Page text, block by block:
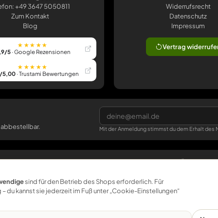
+49 3647 5050811
Zum Kontakt
Blog
★★★★★
5 · Google Rezensionen
★★★★★
5,00· Trustami Bewertungen
Widerrufsrecht
Datenschutz
Impressum
Vertrag
Mit der Anmeldung stimmst du dem Erhalt
SERVICE
Versand & Lieferzeit
Größen & Gebinde
BÜTIC
Nachhaltigkeit
klemmbrett.de
sind für den Betrieb des Shops erforderlich. Für
du kannst sie jederzeit im Fuß unter „Cookie-Einstellungen“